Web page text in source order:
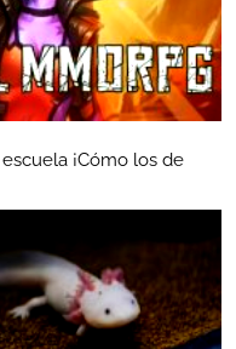
¡Cómo los de